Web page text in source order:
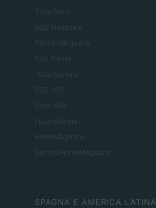
Zona Nerd
B2B Magazine
People Magazine
Day Travel
Tutto Gaming
ESG 365
Food Wiki
FuturoDonna
HomeMagazine
SecondHomeMagazine
SPAGNA E AMERICA LATINA